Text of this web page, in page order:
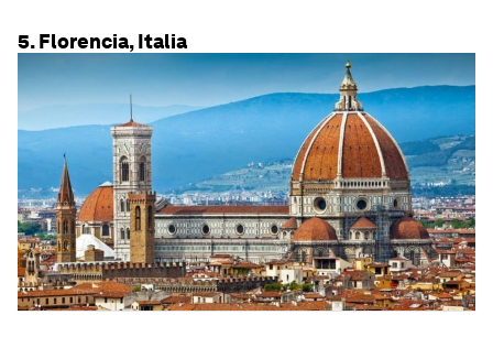
5. Florencia, Italia